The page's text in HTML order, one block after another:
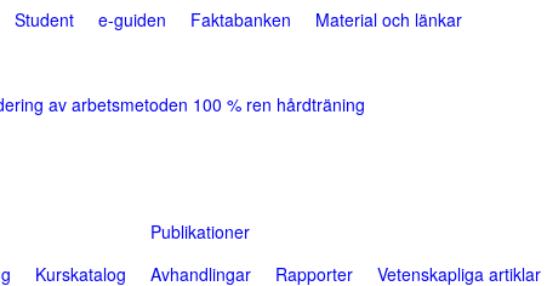
Student
e-guiden
Faktabanken
Material och länkar
av arbetsmetoden 100 % ren hårdträning
Kurskatalog
Publikationer
Avhandlingar
Rapporter Vetenskapliga artiklar